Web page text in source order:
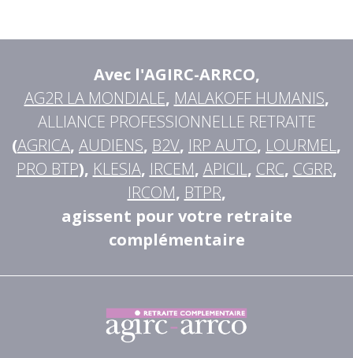
Avec l'AGIRC-ARRCO,
AG2R LA MONDIALE, MALAKOFF HUMANIS,
ALLIANCE PROFESSIONNELLE RETRAITE
(AGRICA, AUDIENS, B2V, IRP AUTO, LOURMEL,
PRO BTP), KLESIA, IRCEM, APICIL, CRC, CGRR,
IRCOM, BTPR,
agissent pour votre retraite
complémentaire